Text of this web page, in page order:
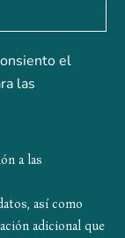
el
las
a las
así como
adicional que